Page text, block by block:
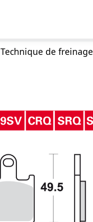
Technique de freinage